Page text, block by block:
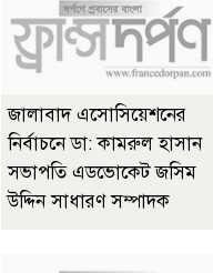
জালাবাদ এসোসিয়েশনের
নির্বাচনে ডা: কামরুল হাসান
সভাপতি এডভোকেট জসিম
উদ্দিন সাধারণ সম্পাদক